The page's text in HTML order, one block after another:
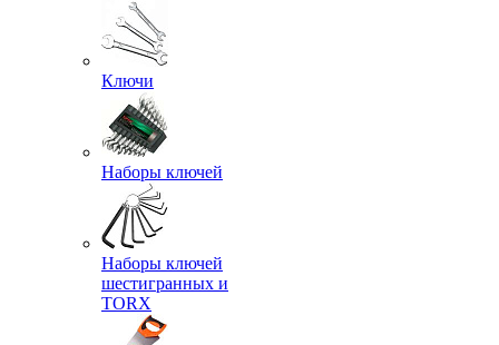
Ключи
Наборы ключей
Наборы ключей
шестигранных и
TORX